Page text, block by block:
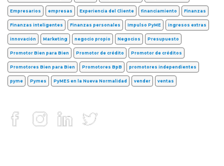
Empresarios empresas Experiencia del Cliente financiamiento Finanzas
Finanzas inteligentes Finanzas personales Impulso PyME ingresos extras
innovación Marketing negocio propio Negocios Presupuesto
Promotor Bien para Bien Promotor de crédito Promotor de créditos
Promotores Bien para Bien Promotores BpB promotores independientes
pyme Pymes PyMES en la Nueva Normalidad vender ventas